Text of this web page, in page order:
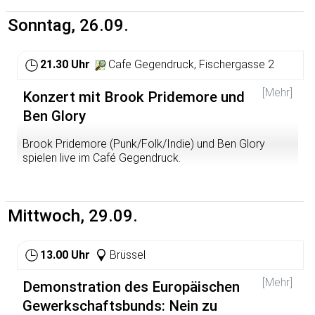
Eintritt frei
Sonntag, 26.09.
21.30 Uhr Cafe Gegendruck, Fischergasse 2
[Mehr]
Konzert mit Brook Pridemore und
Ben Glory
Brook Pridemore (Punk/Folk/Indie) und Ben Glory
spielen live im Café Gegendruck.
http://www.myspace.com/benglory
Mittwoch, 29.09.
13.00 Uhr Brüssel
[Mehr]
Demonstration des Europäischen
Gewerkschaftsbunds: Nein zu